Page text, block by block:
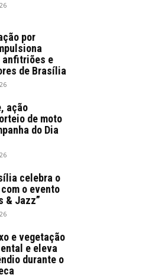
por
anfitriões e
de Brasília
ação
de moto
do Dia
celebra o
o evento
& Jazz”
e vegetação
e eleva
durante o